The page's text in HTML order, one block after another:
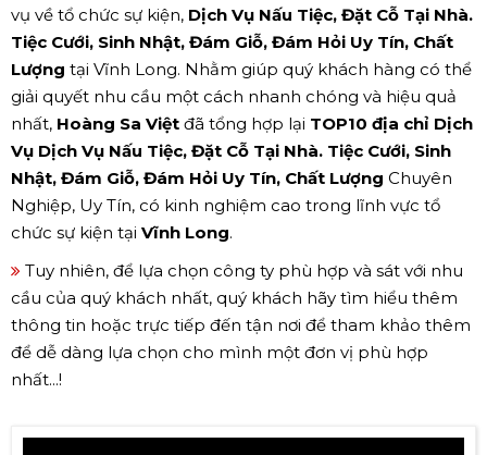
vụ về tổ chức sự kiện, Dịch Vụ Nấu Tiệc, Đặt Cỗ Tại Nhà.
Tiệc Cưới, Sinh Nhật, Đám Giỗ, Đám Hỏi Uy Tín, Chất
Lượng tại Vĩnh Long. Nhằm giúp quý khách hàng có thể
giải quyết nhu cầu một cách nhanh chóng và hiệu quả
nhất, Hoàng Sa Việt đã tổng hợp lại TOP10 địa chỉ Dịch
Vụ Dịch Vụ Nấu Tiệc, Đặt Cỗ Tại Nhà. Tiệc Cưới, Sinh
Nhật, Đám Giỗ, Đám Hỏi Uy Tín, Chất Lượng Chuyên
Nghiệp, Uy Tín, có kinh nghiệm cao trong lĩnh vực tổ
chức sự kiện tại Vĩnh Long.
Tuy nhiên, để lựa chọn công ty phù hợp và sát với nhu
cầu của quý khách nhất, quý khách hãy tìm hiểu thêm
thông tin hoặc trực tiếp đến tận nơi để tham khảo thêm
để dễ dàng lựa chọn cho mình một đơn vị phù hợp
nhất...!